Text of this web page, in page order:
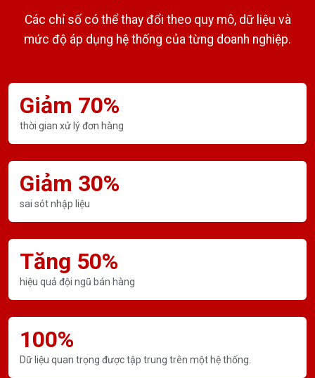
Các chỉ số có thể thay đổi theo quy mô, dữ liệu và
mức độ áp dụng hệ thống của từng doanh nghiệp.
Giảm 70%
thời gian xử lý đơn hàng
Giảm 30%
sai sót nhập liệu
Tăng 50%
hiệu quả đội ngũ bán hàng
100%
Dữ liệu quan trọng được tập trung trên một hệ thống.